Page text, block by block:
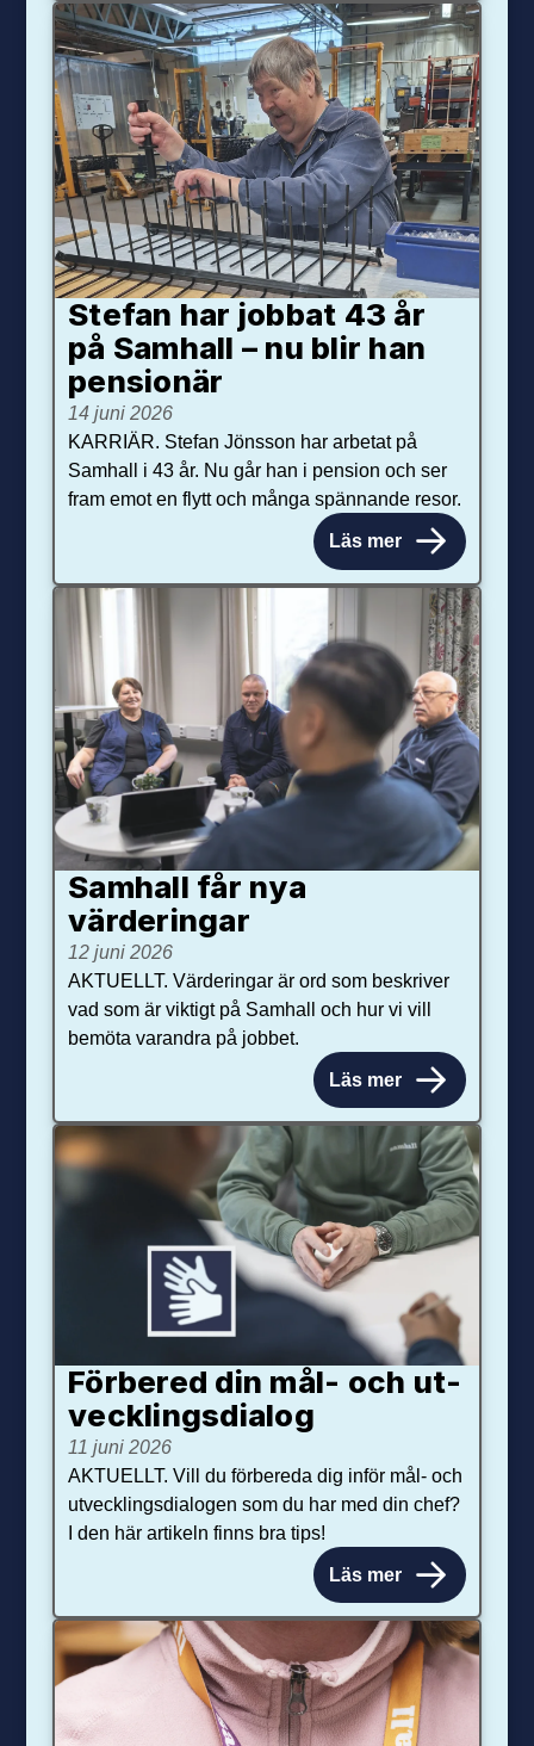
Stefan har jobbat 43 år
på Samhall – nu blir han
pensionär
14 juni 2026
KARRIÄR. Stefan Jönsson har arbetat på
Samhall i 43 år. Nu går han i pension och ser
fram emot en flytt och många spännande resor.
Läs mer
Samhall får nya
värdering­ar
12 juni 2026
AKTUELLT. Värderingar är ord som beskriver
vad som är viktigt på Samhall och hur vi vill
bemöta varandra på jobbet.
Läs mer
Förbered din mål- och ut­
veck­lings­dialog
11 juni 2026
AKTUELLT. Vill du förbereda dig inför mål- och
utvecklingsdialogen som du har med din chef?
I den här artikeln finns bra tips!
Läs mer